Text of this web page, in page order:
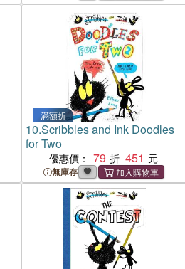
滿額折
10.Scribbles and Ink Doodles
for Two
優惠價： 79 451
無庫存